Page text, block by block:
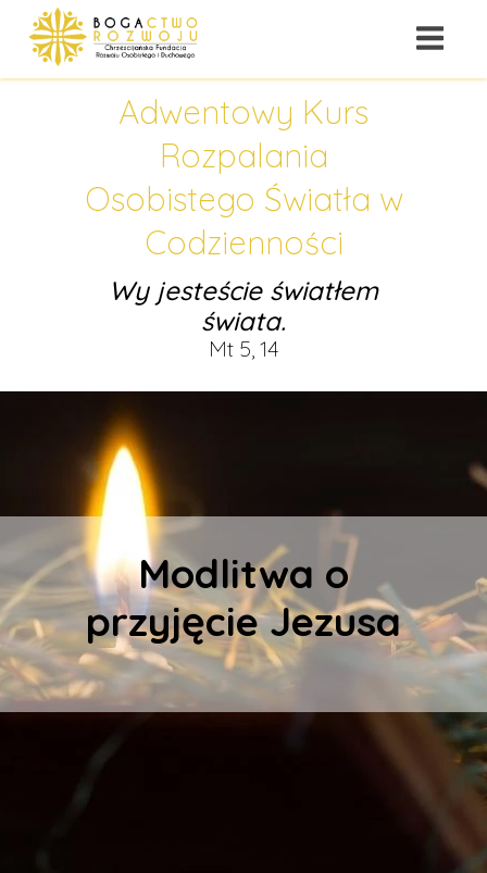
Adwentowy Kurs
Rozpalania
Osobistego Światła w
Codzienności
Wy jesteście światłem
świata.
Mt 5, 14
Modlitwa o
przyjęcie Jezusa